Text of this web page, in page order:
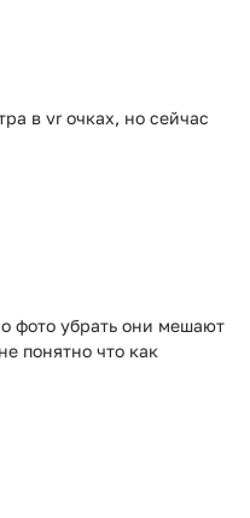
в vr очках, но сейчас
фото убрать они мешают
понятно что как